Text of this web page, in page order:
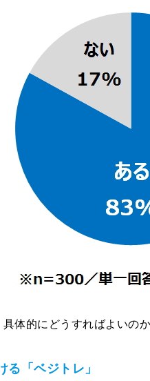
体的にどうすればよいの
「ベジトレ」